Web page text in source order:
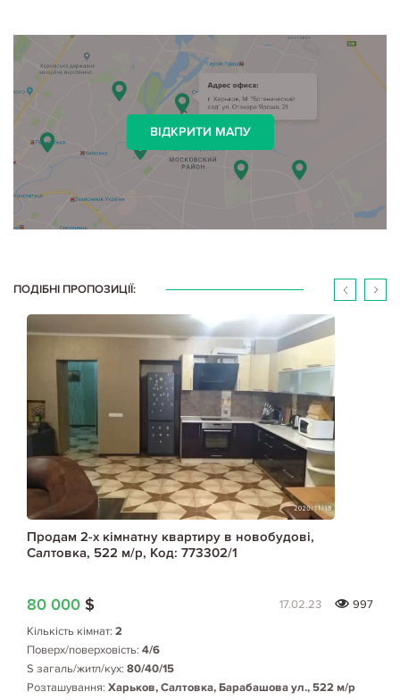
ВІДКРИТИ МАПУ
ПОДІБНІ ПРОПОЗИЦІЇ:
Продам 2-х кімнатну квартиру в новобудові,
Салтовка, 522 м/р, Код: 773302/1
80 000 $ 17.02.23
997
Кількість кімнат: 2
Поверх/поверховість: 4/6
S загаль/житл/кух: 80/40/15
Розташування: Харьков, Салтовка, Барабашова ул., 522 м/р